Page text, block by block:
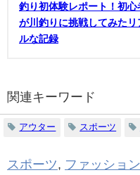
釣り初体験レポート！初心
が川釣りに挑戦してみたリ
ルな記録
関連キーワード
アウター スポーツ
スポーツ, ファッション